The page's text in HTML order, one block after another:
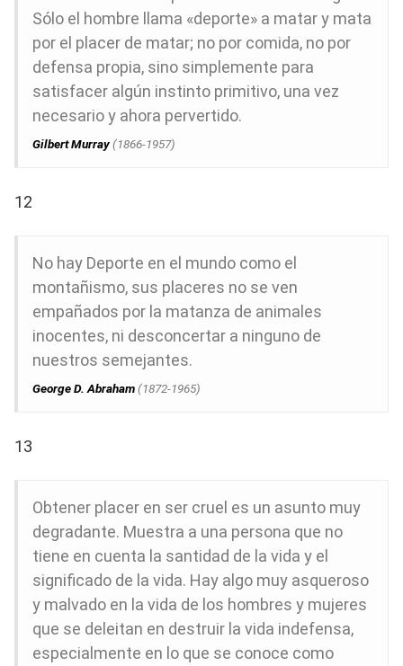
Sólo el hombre llama «deporte» a matar y mata
por el placer de matar; no por comida, no por
defensa propia, sino simplemente para
satisfacer algún instinto primitivo, una vez
necesario y ahora pervertido.
Gilbert Murray(1866-1957)
12
No hay Deporte en el mundo como el
montañismo, sus placeres no se ven
empañados por la matanza de animales
inocentes, ni desconcertar a ninguno de
nuestros semejantes.
George D. Abraham(1872-1965)
13
Obtener placer en ser cruel es un asunto muy
degradante. Muestra a una persona que no
tiene en cuenta la santidad de la vida y el
significado de la vida. Hay algo muy asqueroso
y malvado en la vida de los hombres y mujeres
que se deleitan en destruir la vida indefensa,
especialmente en lo que se conoce como